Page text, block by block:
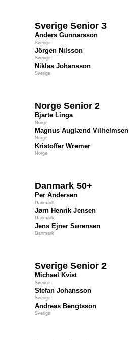
Sverige Senior 3
Anders Gunnarsson
Sverige
Jörgen Nilsson
Sverige
Niklas Johansson
Sverige
Norge Senior 2
Bjarte Linga
Norge
Magnus Auglænd Vilhelmsen
Norge
Kristoffer Wremer
Norge
Danmark 50+
Per Andersen
Danmark
Jørn Henrik Jensen
Danmark
Jens Ejner Sørensen
Danmark
Sverige Senior 2
Michael Kvist
Sverige
Stefan Johansson
Sverige
Andreas Bengtsson
Sverige